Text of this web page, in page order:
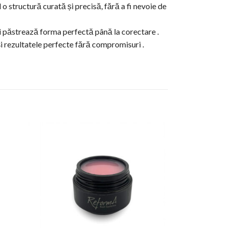
structură curată și precisă, fără a fi nevoie de
forma perfectă până la corectare .
rezultatele perfecte fără compromisuri .